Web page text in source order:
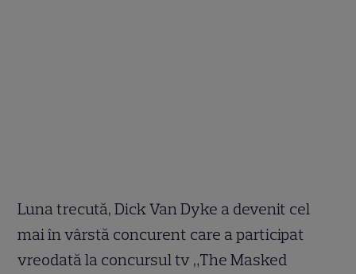
Luna trecută, Dick Van Dyke a devenit cel
mai în vârstă concurent care a participat
vreodată la concursul tv „The Masked